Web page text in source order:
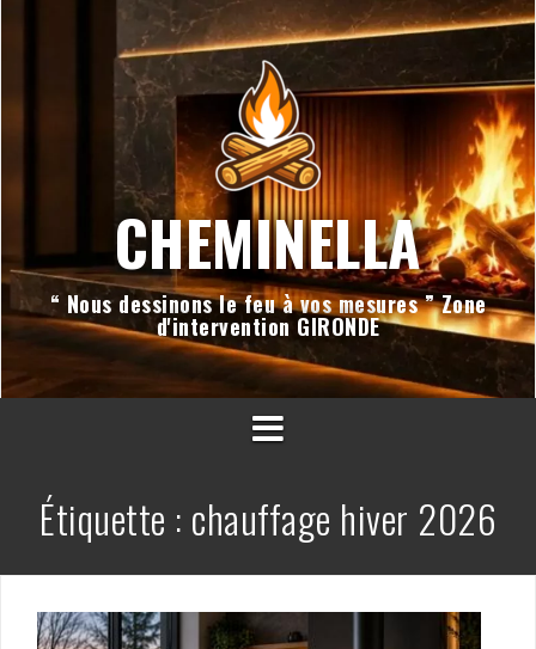
CHEMINELLA
“ Nous dessinons le feu à vos mesures ” Zone
d'intervention GIRONDE
Étiquette : chauffage hiver 2026